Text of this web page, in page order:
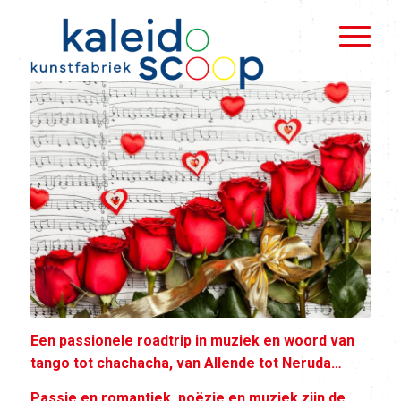
Een passionele roadtrip in muziek en woord van
tango tot chachacha, van Allende tot Neruda…